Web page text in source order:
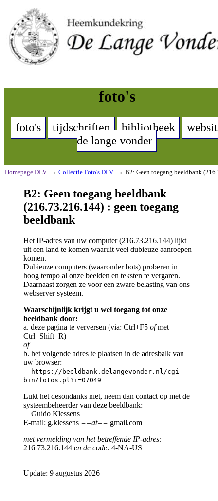
foto's
foto's tijdschriften bibliotheek
de lange vonder
Homepage DLV → Collectie Foto's DLV → B2: Geen toegang beeldbank
B2: Geen toegang beeldbank
(216.73.216.144) : geen toegang
beeldbank
Het IP-adres van uw computer (216.73.216.144) lijkt
uit een land te komen waaruit veel dubieuze aanroepen
komen.
Dubieuze computers (waaronder bots) proberen in
hoog tempo al onze beelden en teksten te vergaren.
Daarnaast zorgen ze voor een zware belasting van ons
webserver systeem.
Waarschijnlijk krijgt u wel toegang tot onze
beeldbank door:
a. deze pagina te verversen (via: Ctrl+F5 ofmet
Ctrl+Shift+R)
of
b. het volgende adres te plaatsen in de adresbalk van
uw browser:
https://beeldbank.delangevonder.nl/cgi-
bin/fotos.pl?i=07049
Lukt het desondanks niet, neem dan contact op met de
systeembeheerder van deze beeldbank:
Guido Klessens
E-mail: g.klessens ==at== gmail.com
met vermelding van het betreffende IP-adres:
216.73.216.144 en de code: 4-NA-US
Update: 9 augustus 2026